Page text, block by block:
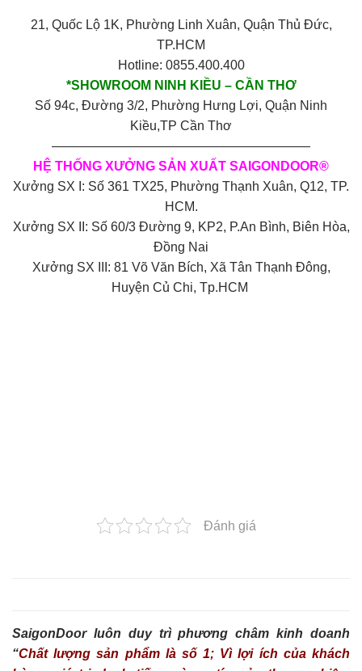
21, Quốc Lộ 1K, Phường Linh Xuân, Quận Thủ Đức,
TP.HCM
Hotline: 0855.400.400
*SHOWROOM NINH KIỀU – CẦN THƠ
Số 94c, Đường 3/2, Phường Hưng Lợi, Quận Ninh
Kiều,TP Cần Thơ
————————————————————
HỆ THỐNG XƯỞNG SẢN XUẤT SAIGONDOOR®
Xưởng SX I: Số 361 TX25, Phường Thạnh Xuân, Q12, TP.
HCM.
Xưởng SX II: Số 60/3 Đường 9, KP2, P.An Bình, Biên Hòa,
Đồng Nai
Xưởng SX III: 81 Võ Văn Bích, Xã Tân Thạnh Đông,
Huyện Củ Chi, Tp.HCM
Đánh giá
SaigonDoor luôn duy trì phương châm kinh doanh
“Chất lượng sản phẩm là số 1; Vì lợi ích của khách